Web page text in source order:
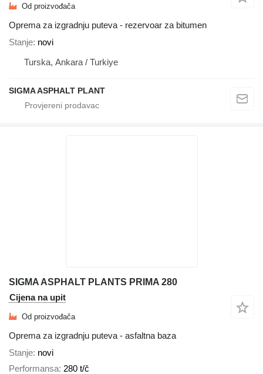
Od proizvođača
Oprema za izgradnju puteva - rezervoar za bitumen
Stanje novi
Turska, Ankara / Turkiye
SIGMA ASPHALT PLANT
SIGMA ASPHALT PLANTS PRIMA 280
Cijena na upit
Od proizvođača
Oprema za izgradnju puteva - asfaltna baza
Stanje novi
Performansa 280 t/č